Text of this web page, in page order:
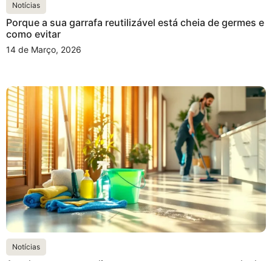
Notícias
Porque a sua garrafa reutilizável está cheia de germes e
como evitar
14 de Março, 2026
Notícias